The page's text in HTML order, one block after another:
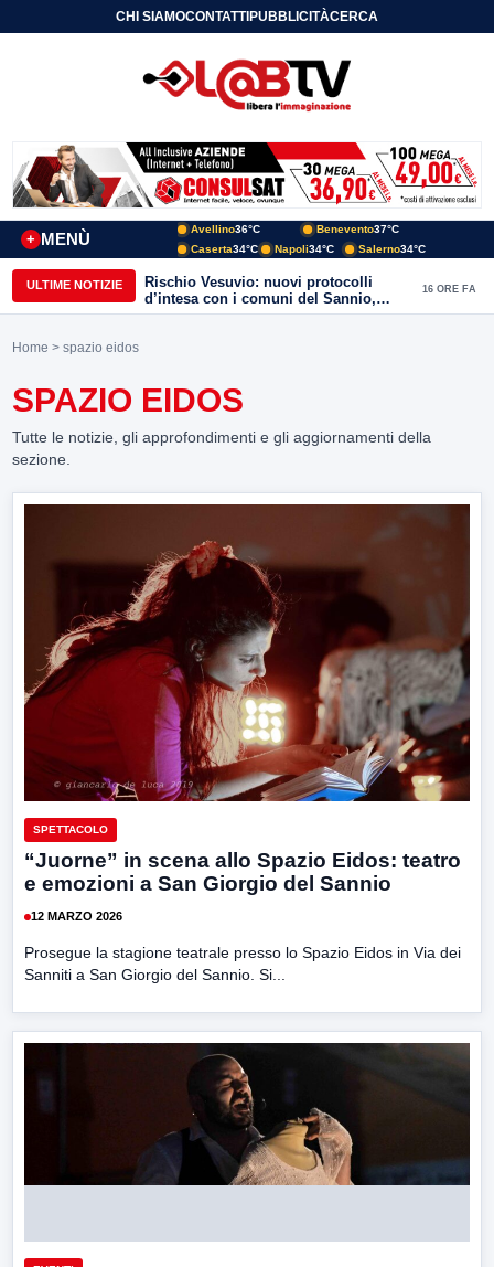
CHI SIAMOCONTATTIPUBBLICITÀCERCA
MENÙ
+
Avellino36°C Benevento37°C
Caserta34°C Napoli34°C Salerno34°C
ULTIME NOTIZIE
Rischio Vesuvio: nuovi protocolli
d’intesa con i comuni del Sannio,
firmato il protocollo con Arpaise
16 ORE FA
Home > spazio eidos
SPAZIO EIDOS
Tutte le notizie, gli approfondimenti e gli aggiornamenti della
sezione.
SPETTACOLO
“Juorne” in scena allo Spazio Eidos: teatro
e emozioni a San Giorgio del Sannio
12 MARZO 2026
Prosegue la stagione teatrale presso lo Spazio Eidos in Via dei
Sanniti a San Giorgio del Sannio. Si...